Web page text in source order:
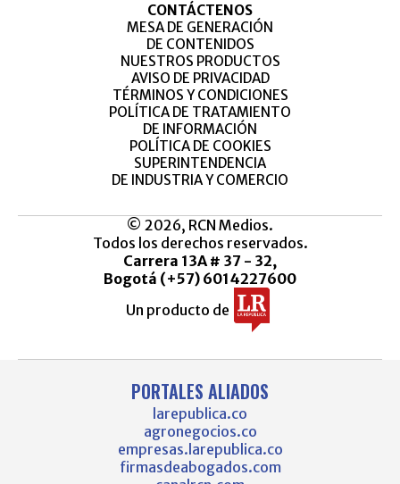
CONTÁCTENOS
MESA DE GENERACIÓN
DE CONTENIDOS
NUESTROS PRODUCTOS
AVISO DE PRIVACIDAD
TÉRMINOS Y CONDICIONES
POLÍTICA DE TRATAMIENTO
DE INFORMACIÓN
POLÍTICA DE COOKIES
SUPERINTENDENCIA
DE INDUSTRIA Y COMERCIO
© 2026, RCN Medios.
Todos los derechos reservados.
Carrera 13A # 37 - 32,
Bogotá (+57) 6014227600
Un producto de
PORTALES ALIADOS
larepublica.co
agronegocios.co
empresas.larepublica.co
firmasdeabogados.com